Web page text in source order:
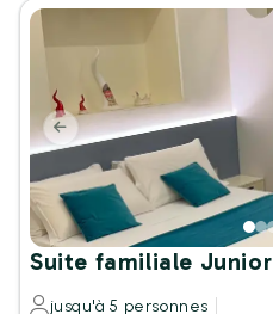
Suite familiale Junior
jusqu'à 5 personnes